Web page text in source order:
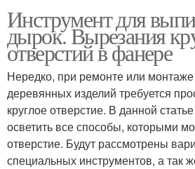
Сверло по дереву
Отверстия в дереве
Инструмент для
дырок. Вырезания
отверстий в фанере
Нередко, при ремонте или
деревянных изделий требуется
круглое отверстие. В данной
осветить все способы, которыми
отверстие. Будут рассмотрены
специальных инструментов, а так